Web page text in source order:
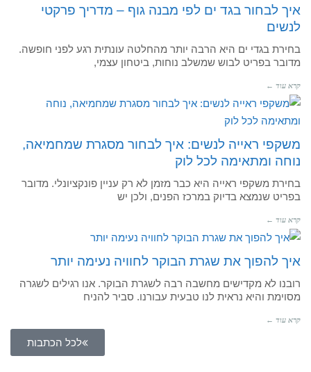
איך לבחור בגד ים לפי מבנה גוף – מדריך פרקטי
לנשים
בחירת בגדי ים היא הרבה יותר מהחלטה עונתית רגע לפני חופשה.
מדובר בפריט לבוש שמשלב נוחות, ביטחון עצמי,
קרא עוד ←
משקפי ראייה לנשים: איך לבחור מסגרת שמחמיאה,
נוחה ומתאימה לכל לוק
בחירת משקפי ראייה היא כבר מזמן לא רק עניין פונקציונלי. מדובר
בפריט שנמצא בדיוק במרכז הפנים, ולכן יש
קרא עוד ←
איך להפוך את שגרת הבוקר לחוויה נעימה יותר
רובנו לא מקדישים מחשבה רבה לשגרת הבוקר. אנו רגילים לשגרה
מסוימת והיא נראית לנו טבעית עבורנו. סביר להניח
קרא עוד ←
לכל הכתבות